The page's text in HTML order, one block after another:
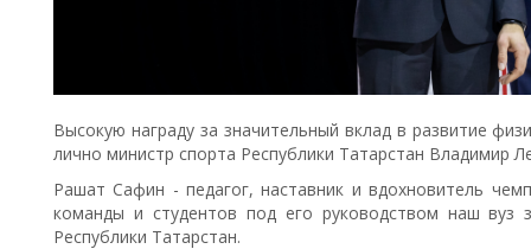
Высокую награду за значительный вклад в развитие
лично министр спорта Республики Татарстан Владимир
Рашат Сафин - педагог, наставник и вдохновитель
команды и студентов под его руководством наш вуз
Республики Татарстан.